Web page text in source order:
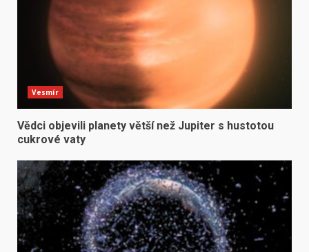
Vesmír
Vědci objevili planety větší než Jupiter s hustotou
cukrové vaty